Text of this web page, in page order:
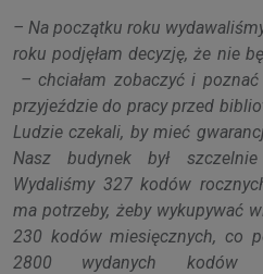
– Na początku roku
roku podjęłam decyzję, że nie
– chciałam zobaczyć i
przyjeździe do pracy przed
Ludzie czekali, by mieć
Nasz budynek był szczelnie
Wydaliśmy 327 kodów
ma potrzeby, żeby wykupywać
230 kodów miesięcznych, co
2800 wydanych kodów